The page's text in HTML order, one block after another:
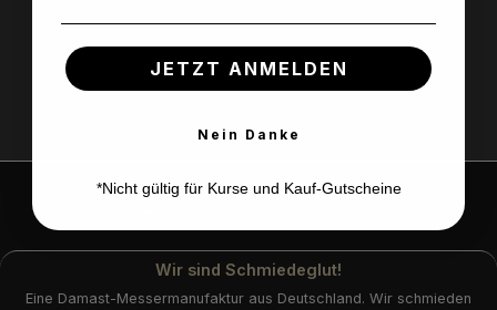
Wir sind Schmiedeglut!
Eine Damast-Messermanufaktur aus Deutschland. Wir schmieden
JETZT ANMELDEN
Nein Danke
*Nicht gültig für Kurse und Kauf-Gutscheine